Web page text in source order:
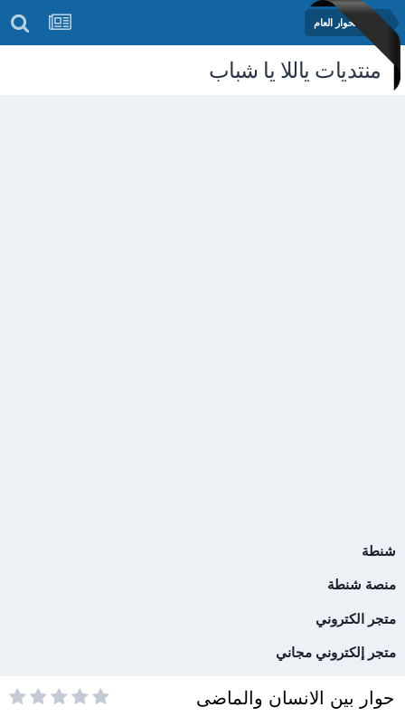
منتدى الحوار العام
منتديات ياللا يا شباب
شنطة
منصة شنطة
متجر الكتروني
متجر إلكتروني مجاني
حوار بين الانسان والماضى